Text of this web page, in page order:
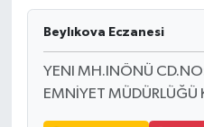
Beylıkova Eczanesi
YENI MH.INÖNÜ
EMNİYET MÜDÜRLÜĞÜ